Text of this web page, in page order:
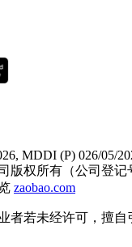
MDDI (P) 026/05/
版权所有（公司登记
zaobao.com
者若未经许可，擅自